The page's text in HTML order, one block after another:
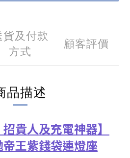
貨及付款
方式
顧客評價
品描述
貴人及充電神器】
王紫錢袋連燈座